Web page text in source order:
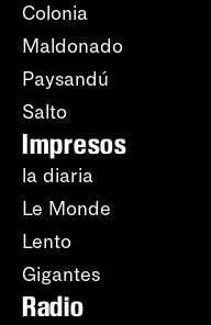
Colonia
Maldonado
Paysandú
Salto
Impresos
la diaria
Le Monde
Lento
Gigantes
Radio